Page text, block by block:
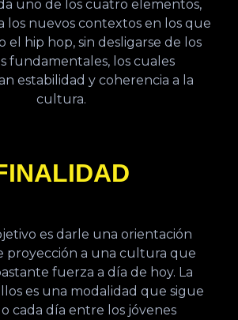
uno de los cuatro elementos,
los nuevos contextos en los que
el hip hop, sin desligarse de los
fundamentales, los cuales
estabilidad y coherencia a la
cultura.
es darle una orientación
proyección a una cultura que
fuerza a día de hoy. La
es una modalidad que sigue
cada día entre los jóvenes